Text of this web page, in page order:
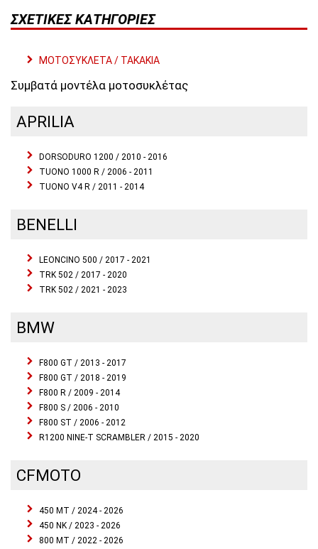
ΣΧΕΤΙΚΈΣ ΚΑΤΗΓΟΡΊΕΣ
ΜΟΤΟΣΥΚΛΕΤΑ / ΤΑΚΑΚΙΑ
Συμβατά μοντέλα μοτοσυκλέτας
APRILIA
DORSODURO 1200 / 2010 - 2016
TUONO 1000 R / 2006 - 2011
TUONO V4 R / 2011 - 2014
BENELLI
LEONCINO 500 / 2017 - 2021
TRK 502 / 2017 - 2020
TRK 502 / 2021 - 2023
BMW
F800 GT / 2013 - 2017
F800 GT / 2018 - 2019
F800 R / 2009 - 2014
F800 S / 2006 - 2010
F800 ST / 2006 - 2012
R1200 NINE-T SCRAMBLER / 2015 - 2020
CFMOTO
450 MT / 2024 - 2026
450 NK / 2023 - 2026
800 MT / 2022 - 2026